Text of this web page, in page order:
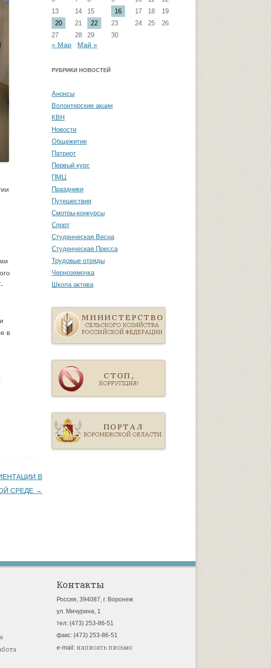
Профилактика экстремизма
Террористическая угроза: памятка
Группа ФВМиТЖ
Группа ЭФ
Группа ГПФ
Группа ТТ
Студенческая газета «Активы и
пассивы»
в
В
СРЕДЕ →
13
14 15 16 17 18
19
20
21 22 23 24 25
26
27
28 29 30
« Мар Май »
РУБРИКИ НОВОСТЕЙ
Анонсы
Волонтерские акции
КВН
Новости
Общежитие
Патриот
Первый курс
ПМЦ
Праздники
Путешествия
Смотры-конкурсы
Спорт
Студенческая Весна
Студенческая Пресса
Трудовые отряды
Черноземочка
Школа актива
Контакты
Россия, 394087, г. Воронеж
ул. Мичурина, 1
тел: (473) 253-86-51
факс: (473) 253-86-51
e-mail: написать письмо